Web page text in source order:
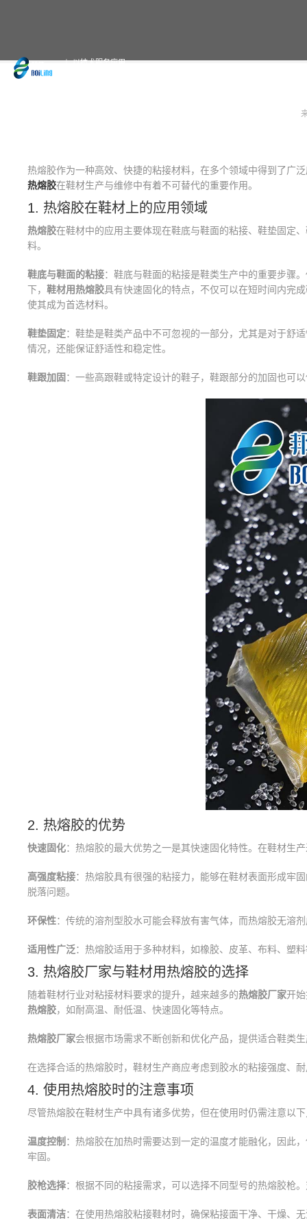
以技术服务应用
热熔胶作为一种高效、快捷的粘接材料，在多个领域中得到了广
热熔胶在鞋材生产与维修中有着不可替代的重要作用。
1. 热熔胶在鞋材上的应用领域
热熔胶在鞋材中的应用主要体现在鞋底与鞋面的粘接、鞋垫固定
料。
鞋底与鞋面的粘接：鞋底与鞋面的粘接是鞋类生产中的重要步骤
下， 鞋材用热熔胶具有快速固化的特点，不仅可以在短时间内完
使其成为首选材料。
鞋垫固定：鞋垫是鞋类产品中不可忽视的一部分，尤其是对于舒
情况，还能保证舒适性和稳定性。
鞋跟加固 ：一些高跟鞋或特定设计的鞋子，鞋跟部分的加固也可
2. 热熔胶的优势
快速固化：热熔胶的最大优势之一是其快速固化特性。在鞋材生
高强度粘接：热熔胶具有很强的粘接力，能够在鞋材表面形成牢
脱落问题。
环保性：传统的溶剂型胶水可能会释放有害气体，而热熔胶无溶
适用性广泛：热熔胶适用于多种材料，如橡胶、皮革、布料、塑
3. 热熔胶厂家与鞋材用热熔胶的选择
随着鞋材行业对粘接材料要求的提升，越来越多的热熔胶厂家开
热熔胶，如耐高温、耐低温、快速固化等特点。
热熔胶厂家会根据市场需求不断创新和优化产品，提供适合鞋类
在选择合适的热熔胶时，鞋材生产商应考虑到胶水的粘接强度、
4. 使用热熔胶时的注意事项
尽管热熔胶在鞋材生产中具有诸多优势，但在使用时仍需注意以
温度控制 ：热熔胶在加热时需要达到一定的温度才能融化，因此
牢固。
胶枪选择：根据不同的粘接需求，可以选择不同型号的热熔胶枪
表面清洁：在使用热熔胶粘接鞋材时，确保粘接面干净、干燥、